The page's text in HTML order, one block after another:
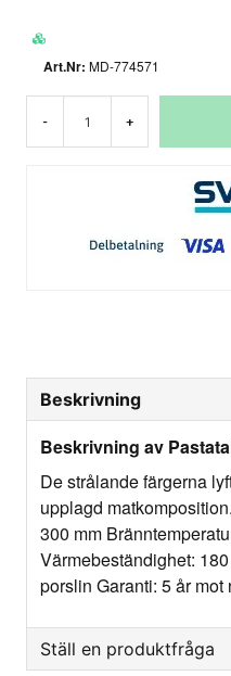
MD-774571
- +
Beskrivning
Beskrivning av
De strålande färgerna
upplagd matkomposition.
300 mm
Värmebeständighet:
porslin Garanti: 5 år mot
Ställ en produktfråga